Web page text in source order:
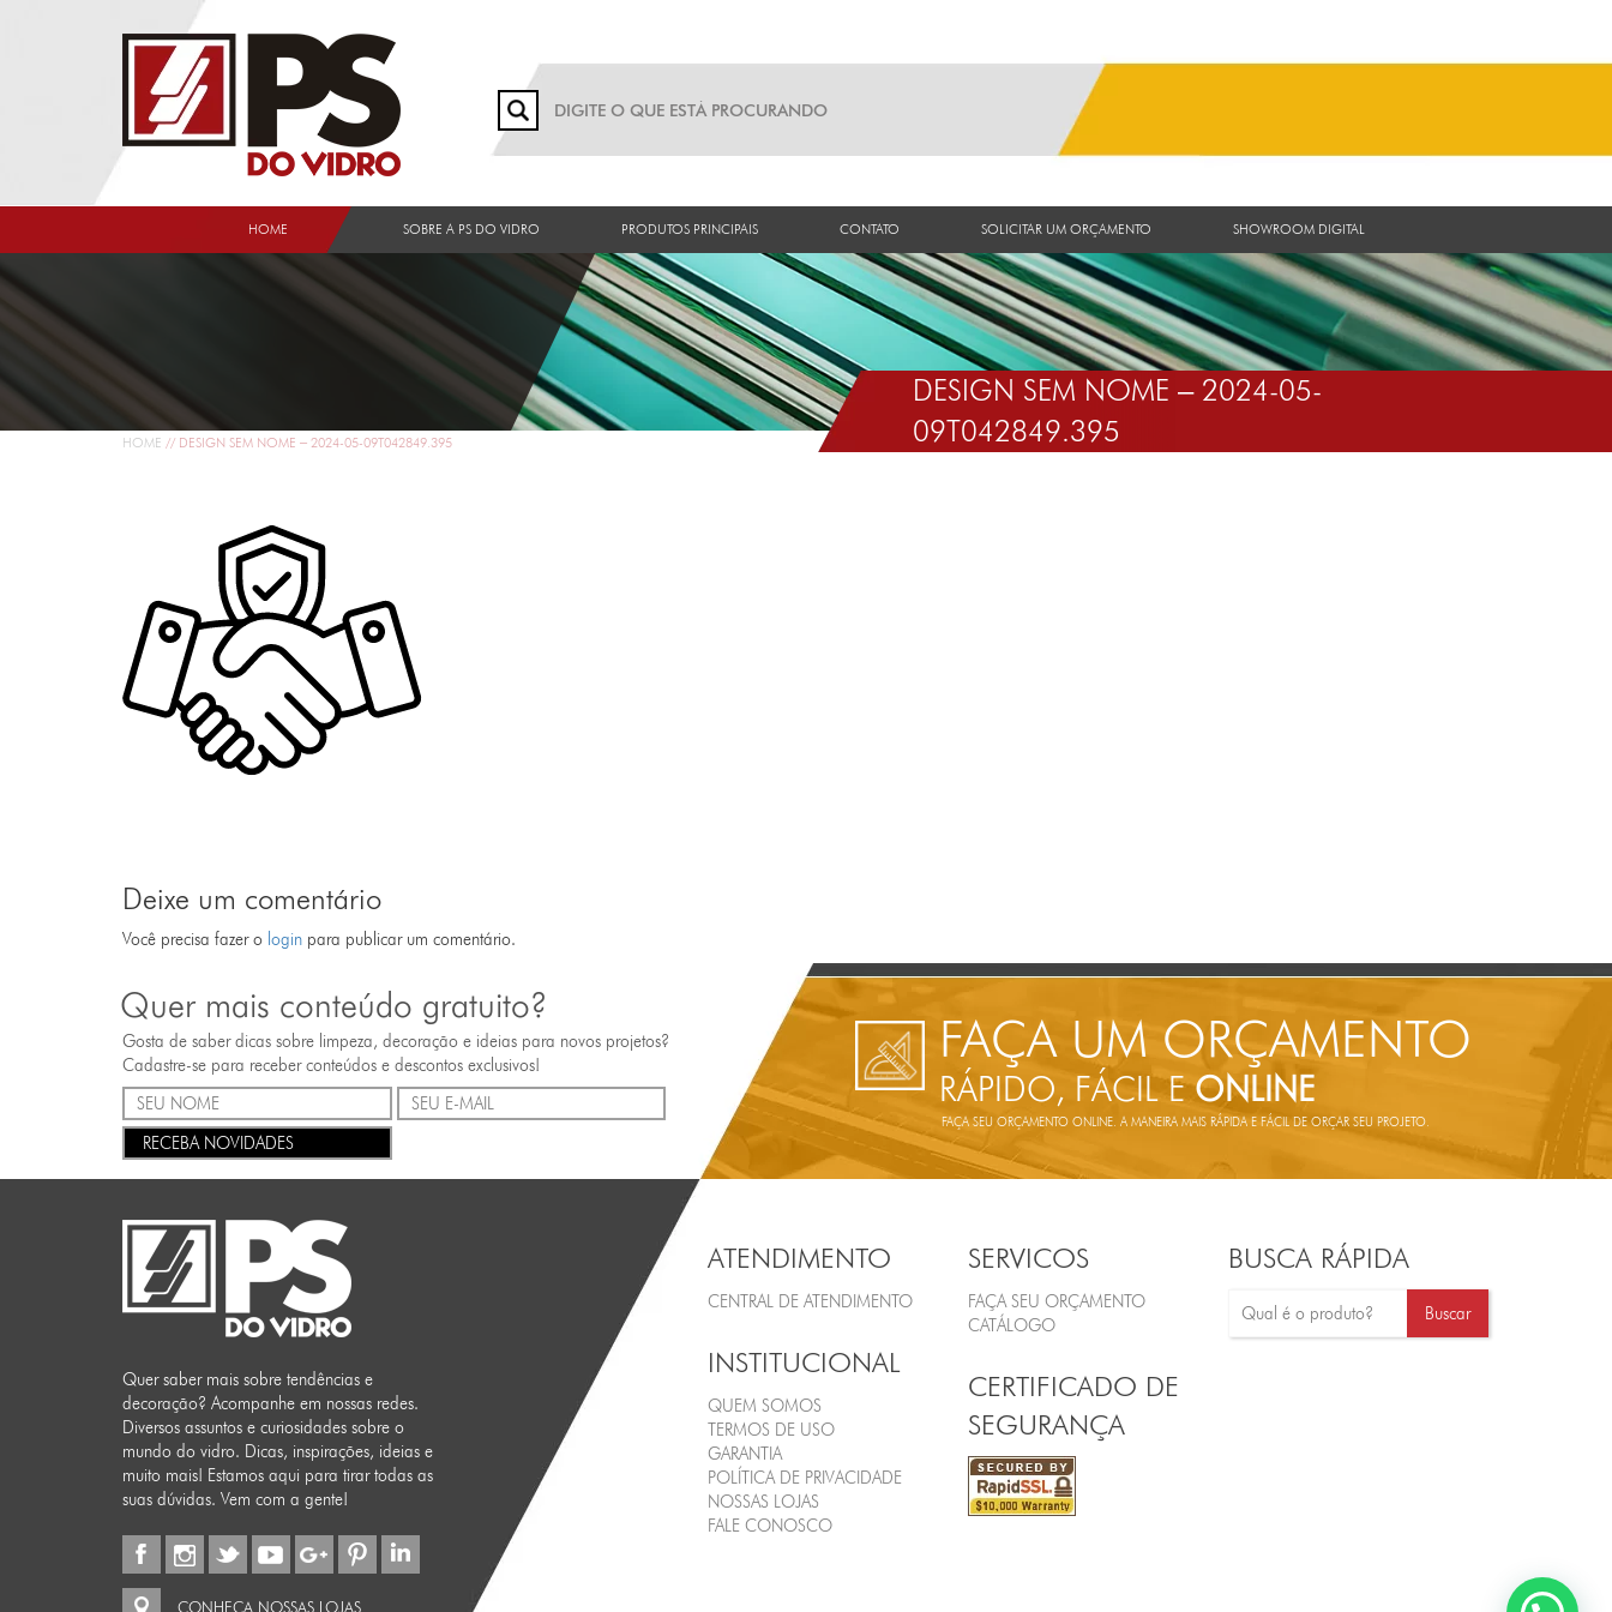
HOME SOBRE A PS DO VIDRO PRODUTOS PRINCIPAIS CONTATO SOLICITAR UM ORÇAMENTO SHOWROOM DIGITAL
DESIGN SEM NOME – 2024-05-
09T042849.395
HOME // DESIGN SEM NOME – 2024-05-09T042849.395
Deixe um comentário
Você precisa fazer o login para publicar um comentário.
Quer mais conteúdo gratuito?
Gosta de saber dicas sobre limpeza, decoração e ideias para novos projetos?
Cadastre-se para receber conteúdos e descontos exclusivos!
RECEBA NOVIDADES
FAÇA UM ORÇAMENTO
RÁPIDO, FÁCIL EONLINE
FAÇA SEU ORÇAMENTO ONLINE. A MANEIRA MAIS RÁPIDA E FÁCIL DE ORÇAR SEU PROJETO.
Quer saber mais sobre tendências e
decoração? Acompanhe em nossas redes.
Diversos assuntos e curiosidades sobre o
mundo do vidro. Dicas, inspirações, ideias e
muito mais! Estamos aqui para tirar todas as
suas dúvidas. Vem com a gente!
CONHEÇA NOSSAS LOJAS
ATENDIMENTO
CENTRAL DE ATENDIMENTO
INSTITUCIONAL
QUEM SOMOS
TERMOS DE USO
GARANTIA
POLÍTICA DE PRIVACIDADE
NOSSAS LOJAS
FALE CONOSCO
SERVICOS
FAÇA SEU ORÇAMENTO
CATÁLOGO
CERTIFICADO DE
SEGURANÇA
BUSCA RÁPIDA